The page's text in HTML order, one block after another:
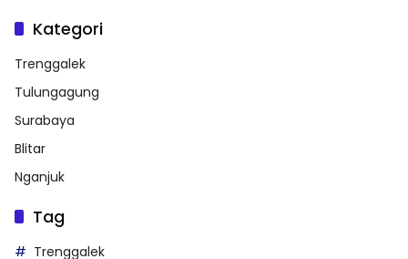
Kategori
Trenggalek
Tulungagung
Surabaya
Blitar
Nganjuk
Tag
Trenggalek